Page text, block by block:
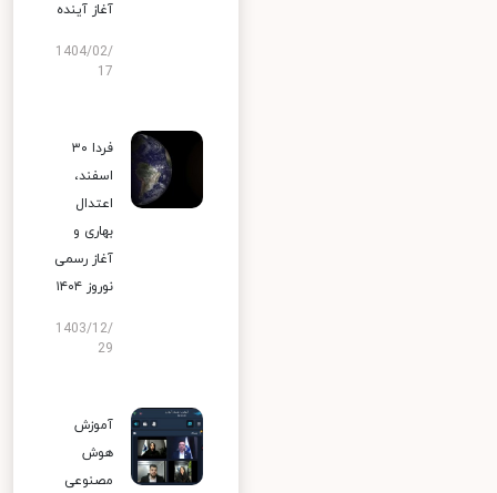
آغاز آینده
1404/02/
17
فردا ۳۰
اسفند،
اعتدال
بهاری و
آغاز رسمی
نوروز ۱۴۰۴
1403/12/
29
آموزش
هوش
مصنوعی